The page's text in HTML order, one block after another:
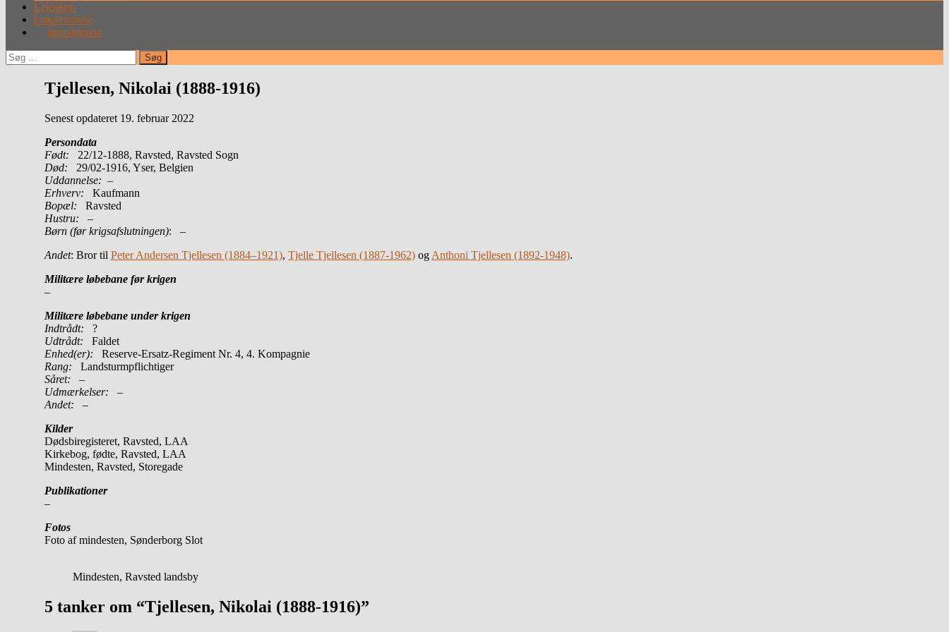
Leksikon
Lokalhistorie
Introduction
Søg
efter:
Tjellesen, Nikolai (1888-1916)
Senest opdateret 19. februar 2022
Persondata
Født: 22/12-1888, Ravsted, Ravsted Sogn
Død: 29/02-1916, Yser, Belgien
Uddannelse: –
Erhverv: Kaufmann
Bopæl: Ravsted
Hustru: –
Børn (før krigsafslutningen): –
Andet: Bror til Peter Andersen Tjellesen (1884–1921), Tjelle Tjellesen (1887-1962) og Anthoni Tjellesen (1892-1948).
Militære løbebane før krigen
–
Militære løbebane under krigen
Indtrådt: ?
Udtrådt: Faldet
Enhed(er):
Reserve-Ersatz-Regiment Nr. 4, 4. Kompagnie
Rang:
Landsturmpflichtiger
Såret: –
Udmærkelser: –
Andet: –
Kilder
Dødsbiregisteret, Ravsted, LAA
Kirkebog, fødte, Ravsted, LAA
Mindesten, Ravsted, Storegade
Publikationer
–
Fotos
Foto af mindesten, Sønderborg Slot
Mindesten, Ravsted landsby
5 tanker om “Tjellesen, Nikolai (1888-1916)”